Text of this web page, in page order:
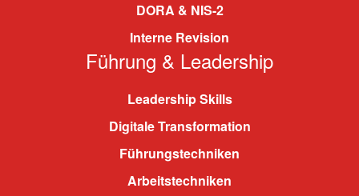
DORA & NIS-2
Interne Revision
Führung & Leadership
Leadership Skills
Digitale Transformation
Führungstechniken
Arbeitstechniken